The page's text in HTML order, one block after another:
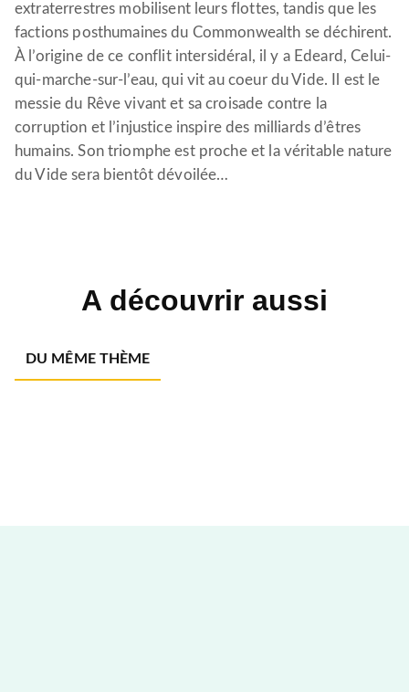
extraterrestres mobilisent leurs flottes, tandis que les
factions posthumaines du Commonwealth se déchirent.
À l’origine de ce conflit intersidéral, il y a Edeard, Celui-
qui-marche-sur-l’eau, qui vit au coeur du Vide. Il est le
messie du Rêve vivant et sa croisade contre la
corruption et l’injustice inspire des milliards d’êtres
humains. Son triomphe est proche et la véritable nature
du Vide sera bientôt dévoilée…
A découvrir aussi
DU MÊME THÈME